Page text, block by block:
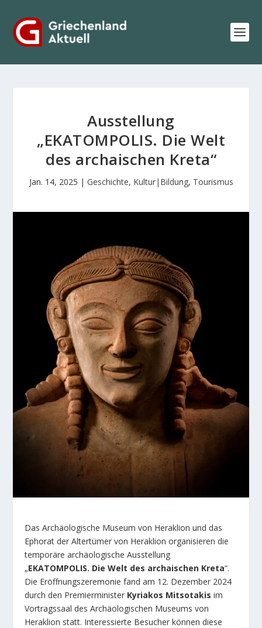
Ausstellung
„EKATOMPOLIS. Die Welt
des archaischen Kreta“
Jan. 14, 2025 | Geschichte, Kultur|Bildung, Tourismus
Das Archäologische Museum von Heraklion und das
Ephorat der Altertümer von Heraklion organisieren die
temporäre archäologische Ausstellung
„EKATOMPOLIS. Die Welt des archaischen Kreta“.
Die Eröffnungszeremonie fand am 12. Dezember 2024
durch den Premierminister Kyriakos Mitsotakis im
Vortragssaal des Archäologischen Museums von
Heraklion statt. Interessierte Besucher können diese